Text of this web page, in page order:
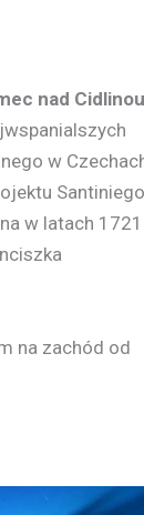
nad Cidlinou
w
Santiniego
w latach
na zachód od